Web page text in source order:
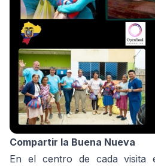
Compartir la Buena Nueva
En el centro de cada visita